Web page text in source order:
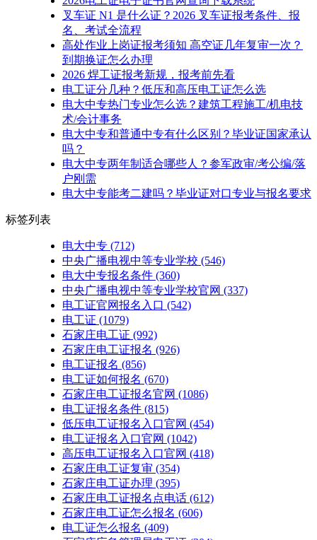
叉车证 N1 是什么证？2026 叉车证报考条件、报
名、考试全流程
​高处作业上岗证报考须知 高空证几年复审一次？
到期换证怎么办理
2026 焊工证报考新规，报考前先看
电工证分几种？低压和高压电工证怎么选
电大中专热门专业怎么选？建筑工程施工/机电技
术/会计事务
电大中专和普通中专有什么区别？毕业证国家承认
吗？
电大中专两年制适合哪些人？参军政审/考公编/落
户刚需
电大中专能考二建吗？毕业证对口专业与报名要求
标签列表
电大中专 (712)
中央广播电视中等专业学校 (546)
电大中专报名条件 (360)
中央广播电视中等专业学校官网 (337)
电工证官网报名入口 (542)
电工证 (1079)
石家庄电工证 (992)
石家庄电工证报名 (926)
电工证报名 (856)
电工证如何报名 (670)
石家庄电工证报名官网 (1086)
电工证报名条件 (815)
低压电工证报名入口官网 (454)
电工证报名入口官网 (1042)
高压电工证报名入口官网 (418)
石家庄电工证复审 (354)
石家庄电工证办理 (395)
石家庄电工证报名点电话 (612)
石家庄电工证怎么报名 (606)
电工证怎么报名 (409)